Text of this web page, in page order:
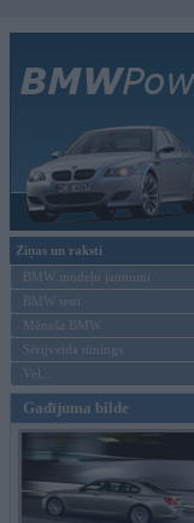
Ziņas un raksti
BMW modeļu jaunumi
BMW testi
Mēneša BMW
Sērijveida tūnings
Vel...
Gadījuma bilde